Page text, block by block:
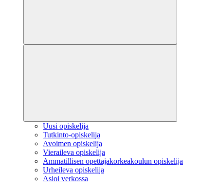
Uusi opiskelija
Tutkinto-opiskelija
Avoimen opiskelija
Vieraileva opiskelija
Ammatillisen opettajakorkeakoulun opiskelija
Urheileva opiskelija
Asioi verkossa